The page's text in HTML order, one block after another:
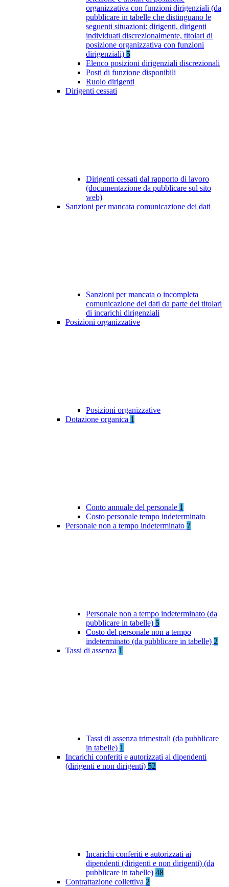
organizzativa con funzioni dirigenziali (da
pubblicare in tabelle che distinguano le
seguenti situazioni: dirigenti, dirigenti
individuati discrezionalmente, titolari di
posizione organizzativa con funzioni
dirigenziali) 5
Elenco posizioni dirigenziali discrezionali
Posti di funzione disponibili
Ruolo dirigenti
Dirigenti cessati
Dirigenti cessati dal rapporto di lavoro
(documentazione da pubblicare sul sito
web)
Sanzioni per mancata comunicazione dei dati
Sanzioni per mancata o incompleta
comunicazione dei dati da parte dei titolari
di incarichi dirigenziali
Posizioni organizzative
Posizioni organizzative
Dotazione organica 1
Conto annuale del personale 1
Costo personale tempo indeterminato
Personale non a tempo indeterminato 7
Personale non a tempo indeterminato (da
pubblicare in tabelle) 5
Costo del personale non a tempo
indeterminato (da pubblicare in tabelle) 2
Tassi di assenza 1
Tassi di assenza trimestrali (da pubblicare
in tabelle) 1
Incarichi conferiti e autorizzati ai dipendenti
(dirigenti e non dirigenti) 52
Incarichi conferiti e autorizzati ai
dipendenti (dirigenti e non dirigenti) (da
pubblicare in tabelle) 48
Contrattazione collettiva 2